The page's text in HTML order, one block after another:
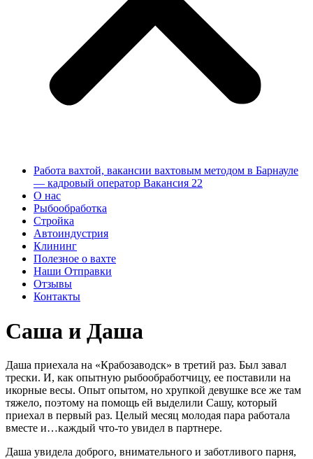
Работа вахтой, вакансии вахтовым методом в Барнауле
— кадровый оператор Вакансия 22
О нас
Рыбообработка
Стройка
Автоиндустрия
Клининг
Полезное о вахте
Наши Отправки
Отзывы
Контакты
Саша и Даша
Даша приехала на «Крабозаводск» в третий раз. Был завал
трески. И, как опытную рыбообработчицу, ее поставили на
икорные весы. Опыт опытом, но хрупкой девушке все же там
тяжело, поэтому на помощь ей выделили Сашу, который
приехал в первый раз. Целый месяц молодая пара работала
вместе и…каждый что-то увидел в партнере.
Даша увидела доброго, внимательного и заботливого парня,